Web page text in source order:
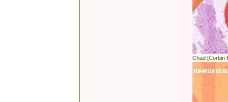
Chad [Corbin